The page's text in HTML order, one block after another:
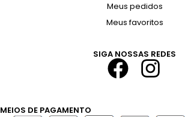
Meus pedidos
Meus favoritos
SIGA NOSSAS REDES
MEIOS DE PAGAMENTO